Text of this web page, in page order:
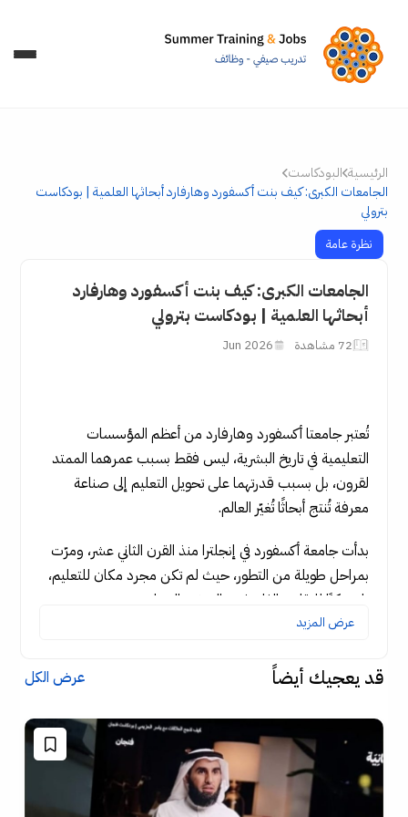
الرئيسية البودكاست
الجامعات الكبرى: كيف بنت أكسفورد وهارفارد أبحاثها العلمية | بودكاست
بترولي
▶ نظرة عامة
الجامعات الكبرى: كيف بنت أكسفورد وهارفارد
أبحاثها العلمية | بودكاست بترولي
72 مشاهدة 2026 Jun
تُعتبر جامعتا أكسفورد وهارفارد من أعظم المؤسسات
التعليمية في تاريخ البشرية، ليس فقط بسبب عمرهما الممتد
لقرون، بل بسبب قدرتهما على تحويل التعليم إلى صناعة
معرفة تُنتج أبحاثًا تُغيّر العالم.
بدأت جامعة أكسفورد في إنجلترا منذ القرن الثاني عشر، ومرّت
بمراحل طويلة من التطور، حيث لم تكن مجرد مكان للتعليم،
بل مركزًا للنقاش الفلسفي والديني والسياسي. ومع مرور
الزمن، تحولت إلى مؤسسة بحثية ضخمة تعتمد على التمويل
دون ضغط مباشر من الحكومات أو السوق.
أما جامعة هارفارد، التي تأسست في القرن
السابع عشر في الولايات المتحدة، فقد بدأت صغيرة جدًا، لكنها
عرض المزيد
قد يعجيك أيضاً عرض الكل